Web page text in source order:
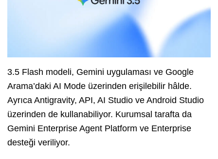
3.5 Flash modeli, Gemini uygulaması ve Google
Arama’daki AI Mode üzerinden erişilebilir hâlde.
Ayrıca Antigravity, API, AI Studio ve Android Studio
üzerinden de kullanabiliyor. Kurumsal tarafta da
Gemini Enterprise Agent Platform ve Enterprise
desteği veriliyor.